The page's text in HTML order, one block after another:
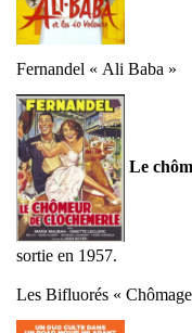
Fernandel « Ali Baba »
Le
sortie en 1957.
Les Bifluorés «